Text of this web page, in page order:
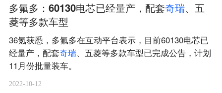
多氟多：60130电芯已经量产，配套奇瑞、五
菱等多款车型
36氪获悉，多氟多在互动平台表示，目前60130电芯已
经量产，配套奇瑞、五菱等多款车型已完成公告，计划
11月份批量装车。
2022-10-12